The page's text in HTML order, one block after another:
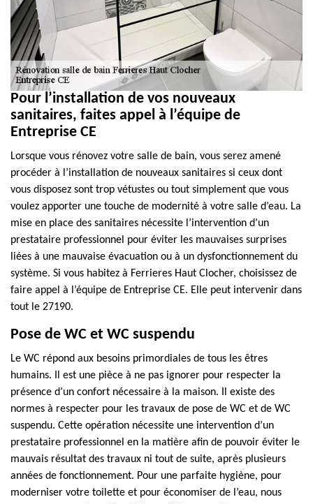
Pour l’installation de vos nouveaux
sanitaires, faites appel à l’équipe de
Entreprise CE
Lorsque vous rénovez votre salle de bain, vous serez amené
procéder à l’installation de nouveaux sanitaires si ceux dont
vous disposez sont trop vétustes ou tout simplement que vous
voulez apporter une touche de modernité à votre salle d’eau. La
mise en place des sanitaires nécessite l’intervention d’un
prestataire professionnel pour éviter les mauvaises surprises
liées à une mauvaise évacuation ou à un dysfonctionnement du
système. Si vous habitez à Ferrieres Haut Clocher, choisissez de
faire appel à l’équipe de Entreprise CE. Elle peut intervenir dans
tout le 27190.
Pose de WC et WC suspendu
Le WC répond aux besoins primordiales de tous les êtres
humains. Il est une pièce à ne pas ignorer pour respecter la
présence d’un confort nécessaire à la maison. Il existe des
normes à respecter pour les travaux de pose de WC et de WC
suspendu. Cette opération nécessite une intervention d’un
prestataire professionnel en la matière afin de pouvoir éviter le
mauvais résultat des travaux ni tout de suite, après plusieurs
années de fonctionnement. Pour une parfaite hygiène, pour
moderniser votre toilette et pour économiser de l’eau, nous